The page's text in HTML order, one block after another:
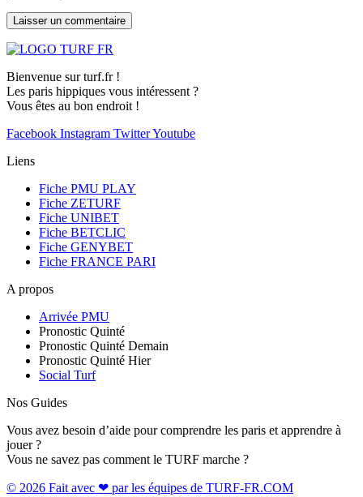
Bienvenue sur turf.fr !
Les paris hippiques vous intéressent ?
Vous êtes au bon endroit !
Facebook Instagram TwitterYoutube
Liens
Fiche PMU PLAY
Fiche ZETURF
Fiche UNIBET
Fiche BETCLIC
Fiche GENYBET
Fiche FRANCE PARI
A propos
Arrivée PMU
Pronostic Quinté
Pronostic Quinté Demain
Pronostic Quinté Hier
Social Turf
Nos Guides
Vous avez besoin d’aide pour comprendre les paris et apprendre à
jouer ?
Vous ne savez pas comment le TURF marche ?
© 2026 Fait avec ❤ par les équipes de TURF-FR.COM